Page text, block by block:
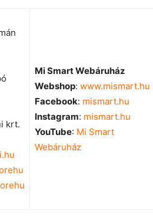
krt.
Mi Smart Webáruház
Webshop: www.mismart.hu
Facebook: mismart.hu
Instagram: mismart.hu
YouTube: Mi Smart
Webáruház